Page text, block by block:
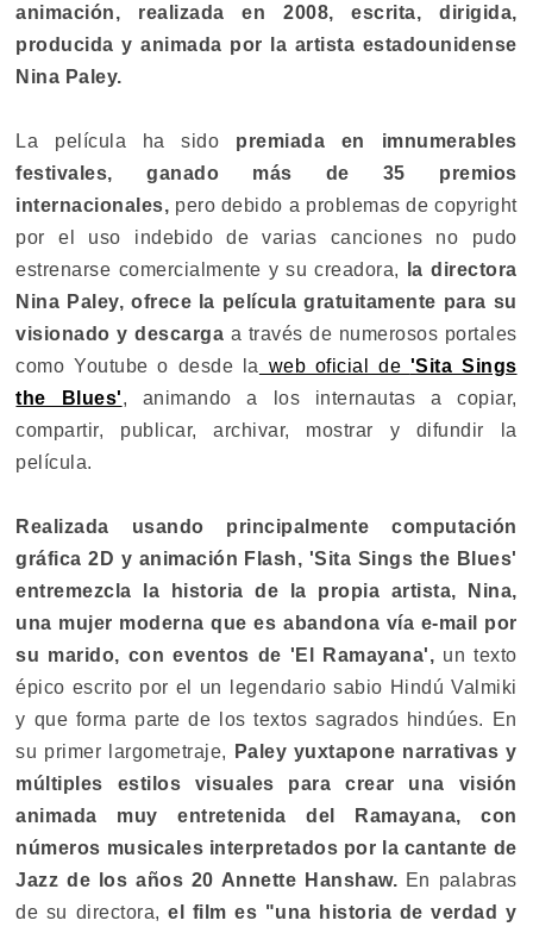
animación, realizada en 2008, escrita, dirigida,
producida y animada por la artista estadounidense
Nina Paley.
La película ha sido premiada en imnumerables
festivales, ganado más de 35 premios
internacionales, pero debido a problemas de copyright
por el uso indebido de varias canciones no pudo
estrenarse comercialmente y su creadora,
la directora
Nina Paley, ofrece la película gratuitamente para su
visionado y descarga a través de numerosos portales
como Youtube o desde la web oficial de 'Sita Sings
the Blues', animando a los internautas a copiar,
compartir, publicar, archivar, mostrar y difundir la
película.
Realizada usando principalmente computación
gráfica 2D y animación Flash, 'Sita Sings the Blues'
entremezcla la historia de la propia artista, Nina,
una mujer moderna que es abandona vía e-mail por
su marido, con eventos de 'El Ramayana', un texto
épico escrito por el un legendario sabio Hindú Valmiki
y que forma parte de los textos sagrados hindúes. En
su primer largometraje,
Paley yuxtapone narrativas y
múltiples estilos visuales para crear una visión
animada muy entretenida del Ramayana, con
números musicales interpretados por la cantante de
Jazz de los años 20 Annette Hanshaw. En palabras
de su directora,el film es "una historia de verdad y